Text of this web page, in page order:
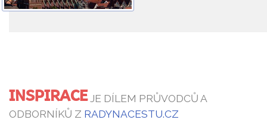
INSPIRACEJE DÍLEM PRŮVODCŮ A
ODBORNÍKŮ Z RADYNACESTU.CZ